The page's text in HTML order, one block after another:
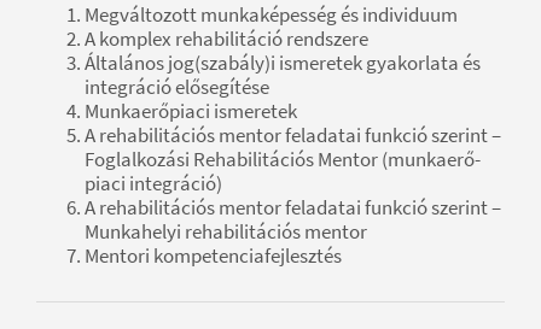
Megváltozott munkaképesség és individuum
A komplex rehabilitáció rendszere
Általános jog(szabály)i ismeretek gyakorlata és
integráció elősegítése
Munkaerőpiaci ismeretek
A rehabilitációs mentor feladatai funkció szerint –
Foglalkozási Rehabilitációs Mentor (munkaerő-
piaci integráció)
A rehabilitációs mentor feladatai funkció szerint –
Munkahelyi rehabilitációs mentor
Mentori kompetenciafejlesztés